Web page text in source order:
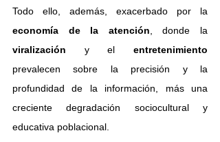
economía de la atención
viralización y el
prevalecen sobre la precisión y la
profundidad de la información, más una
creciente degradación sociocultural y
educativa poblacional.